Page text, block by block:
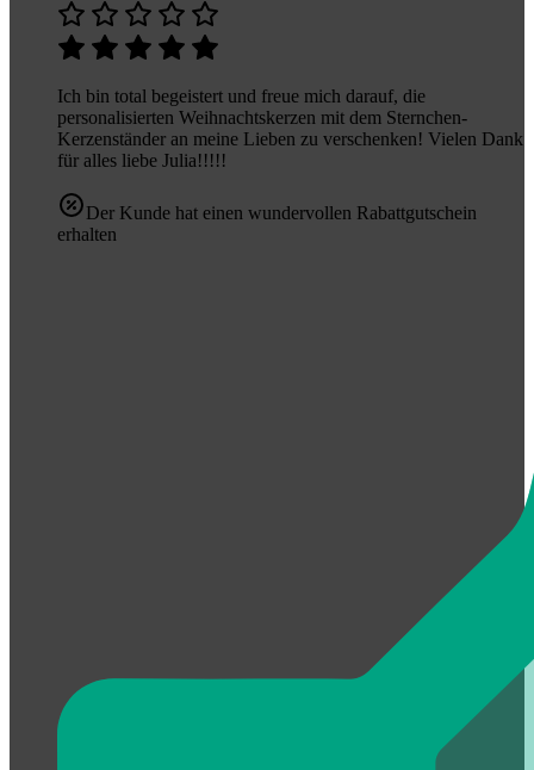
Ich bin total begeistert und freue mich darauf, die
personalisierten Weihnachtskerzen mit dem Sternchen-
Kerzenständer an meine Lieben zu verschenken! Vielen Dank
für alles liebe Julia!!!!!
Der Kunde hat einen wundervollen Rabattgutschein
erhalten